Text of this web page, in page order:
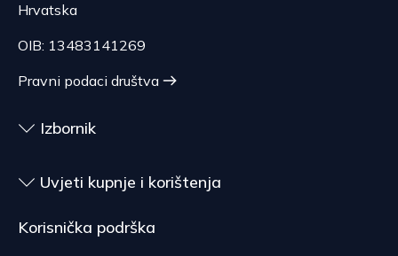
nije pogodna za vraćanje, ako je bila otpečaćena
Hrvatska
OIB: 13483141269
Pravni podaci društva
Izbornik
Uvjeti kupnje i korištenja
Korisnička podrška